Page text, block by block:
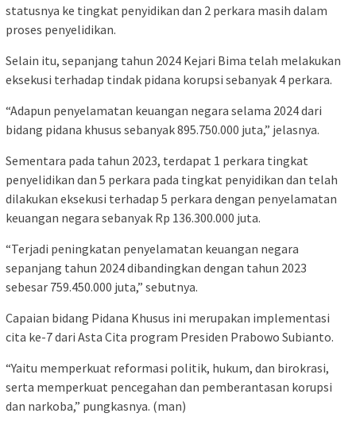
statusnya ke tingkat penyidikan dan 2 perkara masih dalam
proses penyelidikan.
Selain itu, sepanjang tahun 2024 Kejari Bima telah melakukan
eksekusi terhadap tindak pidana korupsi sebanyak 4 perkara.
“Adapun penyelamatan keuangan negara selama 2024 dari
bidang pidana khusus sebanyak 895.750.000 juta,” jelasnya.
Sementara pada tahun 2023, terdapat 1 perkara tingkat
penyelidikan dan 5 perkara pada tingkat penyidikan dan telah
dilakukan eksekusi terhadap 5 perkara dengan penyelamatan
keuangan negara sebanyak Rp 136.300.000 juta.
“Terjadi peningkatan penyelamatan keuangan negara
sepanjang tahun 2024 dibandingkan dengan tahun 2023
sebesar 759.450.000 juta,” sebutnya.
Capaian bidang Pidana Khusus ini merupakan implementasi
cita ke-7 dari Asta Cita program Presiden Prabowo Subianto.
“Yaitu memperkuat reformasi politik, hukum, dan birokrasi,
serta memperkuat pencegahan dan pemberantasan korupsi
dan narkoba,” pungkasnya. (man)